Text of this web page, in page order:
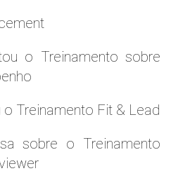
o Treinamento sobre
Treinamento Fit & Lead
sobre o Treinamento